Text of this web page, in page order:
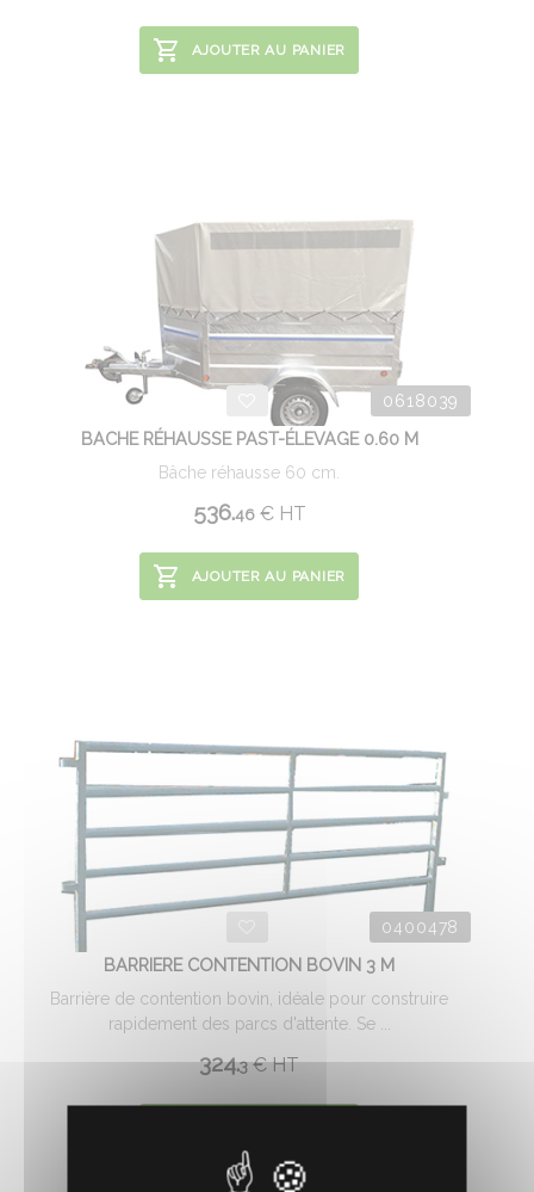
AJOUTER AU PANIER
0618039
BACHE RÉHAUSSE PAST-ÉLEVAGE 0.60 M
Bâche réhausse 60 cm.
536.46 €HT
AJOUTER AU PANIER
0400478
BARRIERE CONTENTION BOVIN 3 M
Barrière de contention bovin, idéale pour construire
rapidement des parcs d'attente. Se ...
324.3 €HT